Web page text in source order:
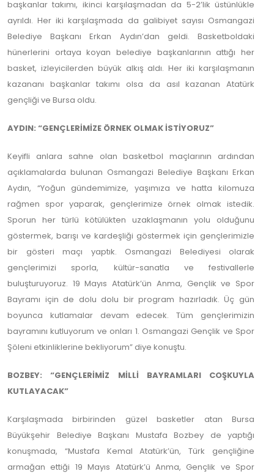
başkanlar takımı, ikinci karşılaşmadan da 5-2’lik üstünlükle
ayrıldı. Her iki karşılaşmada da galibiyet sayısı Osmangazi
Belediye Başkanı Erkan Aydın’dan geldi. Basketboldaki
hünerlerini ortaya koyan belediye başkanlarının attığı her
basket, izleyicilerden büyük alkış aldı. Her iki karşılaşmanın
kazananı başkanlar takımı olsa da asıl kazanan Atatürk
gençliği ve Bursa oldu.
AYDIN: “GENÇLERİMİZE ÖRNEK OLMAK İSTİYORUZ”
Keyifli anlara sahne olan basketbol maçlarının ardından
açıklamalarda bulunan Osmangazi Belediye Başkanı Erkan
Aydın, “Yoğun gündemimize, yaşımıza ve hatta kilomuza
rağmen spor yaparak, gençlerimize örnek olmak istedik.
Sporun her türlü kötülükten uzaklaşmanın yolu olduğunu
göstermek, barışı ve kardeşliği göstermek için gençlerimizle
bir gösteri maçı yaptık. Osmangazi Belediyesi olarak
gençlerimizi sporla, kültür-sanatla ve festivallerle
buluşturuyoruz. 19 Mayıs Atatürk’ün Anma, Gençlik ve Spor
Bayramı için de dolu dolu bir program hazırladık. Üç gün
boyunca kutlamalar devam edecek. Tüm gençlerimizin
bayramını kutluyorum ve onları 1. Osmangazi Gençlik ve Spor
Şöleni etkinliklerine bekliyorum” diye konuştu.
BOZBEY: “GENÇLERİMİZ MİLLİ BAYRAMLARI COŞKUYLA
KUTLAYACAK”
Karşılaşmada birbirinden güzel basketler atan Bursa
Büyükşehir Belediye Başkanı Mustafa Bozbey de yaptığı
konuşmada, “Mustafa Kemal Atatürk’ün, Türk gençliğine
armağan ettiği 19 Mayıs Atatürk’ü Anma, Gençlik ve Spor